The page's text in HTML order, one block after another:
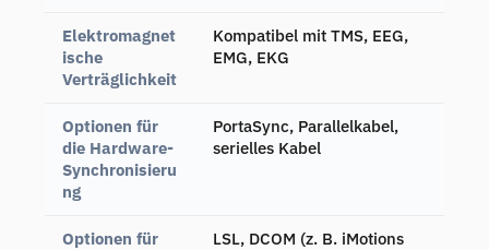
Elektromagnet
ische
Verträglichkeit
Kompatibel mit TMS, EEG,
EMG, EKG
Optionen für
die Hardware-
Synchronisieru
ng
PortaSync, Parallelkabel,
serielles Kabel
Optionen für
LSL, DCOM (z. B. iMotions